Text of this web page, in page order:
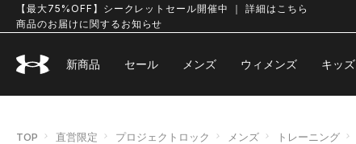
【最大75%OFF】シークレットセール開催中 ｜ 詳細はこちら
商品のお届けに関するお知らせ
新商品 セール メンズ ウィメンズ キッズ
TOP 直営限定 プロジェクトロック メンズ トレーニング